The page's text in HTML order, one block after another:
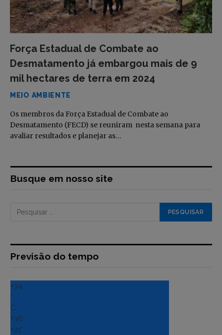
Força Estadual de Combate ao
Desmatamento já embargou mais de 9
mil hectares de terra em 2024
MEIO AMBIENTE
Os membros da Força Estadual de Combate ao
Desmatamento (FECD) se reuniram nesta semana para
avaliar resultados e planejar as…
Busque em nosso site
Previsão do tempo
+34
°
C
+36°
+21°